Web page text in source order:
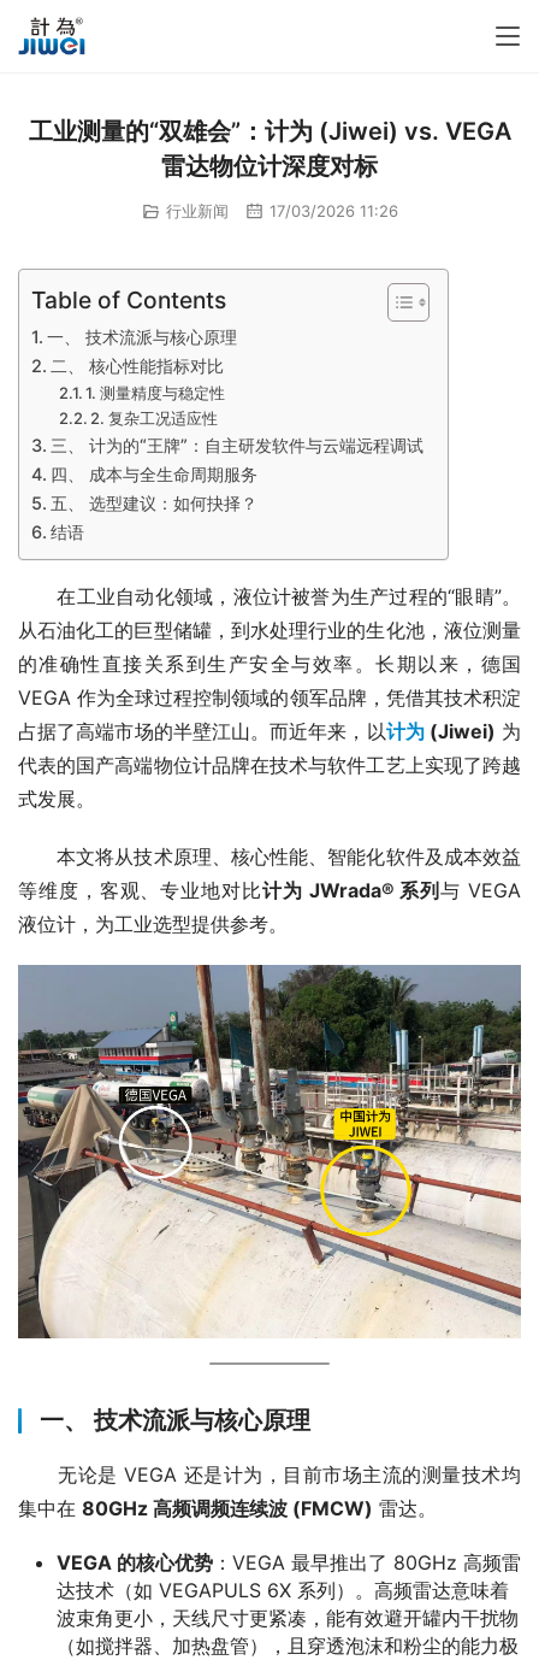
工业测量的“双雄会”：计为 (Jiwei) vs. VEGA
雷达物位计深度对标
行业新闻 17/03/2026 11:26
Table of Contents
一、 技术流派与核心原理
二、 核心性能指标对比
1. 测量精度与稳定性
2. 复杂工况适应性
三、 计为的“王牌”：自主研发软件与云端远程调试
四、 成本与全生命周期服务
五、 选型建议：如何抉择？
结语
在工业自动化领域，液位计被誉为生产过程的“眼睛”。
从石油化工的巨型储罐，到水处理行业的生化池，液位测量
的准确性直接关系到生产安全与效率。长期以来，德国
VEGA 作为全球过程控制领域的领军品牌，凭借其技术积淀
占据了高端市场的半壁江山。而近年来，以计为 (Jiwei) 为
代表的国产高端物位计品牌在技术与软件工艺上实现了跨越
式发展。
本文将从技术原理、核心性能、智能化软件及成本效益
等维度，客观、专业地对比计为 JWrada® 系列与 VEGA
液位计，为工业选型提供参考。
一、 技术流派与核心原理
无论是 VEGA 还是计为，目前市场主流的测量技术均
集中在 80GHz 高频调频连续波 (FMCW) 雷达。
VEGA 的核心优势 ：VEGA 最早推出了 80GHz 高频雷
达技术（如 VEGAPULS 6X 系列）。高频雷达意味着
波束角更小，天线尺寸更紧凑，能有效避开罐内干扰物
（如搅拌器、加热盘管），且穿透泡沫和粉尘的能力极